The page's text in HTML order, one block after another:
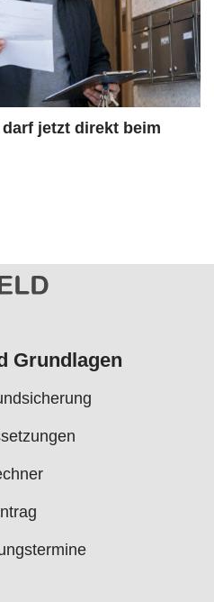
jetzt direkt beim
Grundlagen